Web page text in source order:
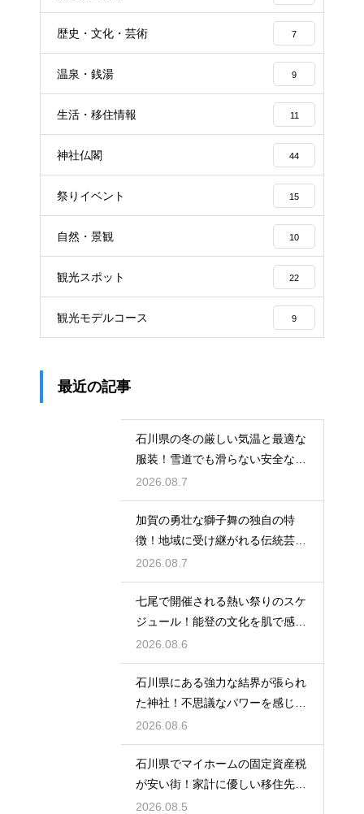
歴史・文化・芸術 7
温泉・銭湯 9
生活・移住情報 11
神社仏閣 44
祭りイベント 15
自然・景観 10
観光スポット 22
観光モデルコース 9
最近の記事
石川県の冬の厳しい気温と最適な
服装！雪道でも滑らない安全な靴
の選び方
2026.08.7
加賀の勇壮な獅子舞の独自の特
徴！地域に受け継がれる伝統芸能
の迫力
2026.08.7
七尾で開催される熱い祭りのスケ
ジュール！能登の文化を肌で感じ
る体験
2026.08.6
石川県にある強力な結界が張られ
た神社！不思議なパワーを感じる
神秘の地
2026.08.6
石川県でマイホームの固定資産税
が安い街！家計に優しい移住先の
選び方
2026.08.5